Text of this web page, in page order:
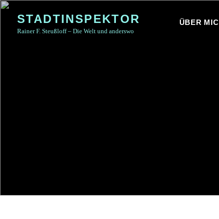
Skip
content
STADTINSPEKTOR
Rainer F. Steußloff – Die Welt und anderswo
ÜBER